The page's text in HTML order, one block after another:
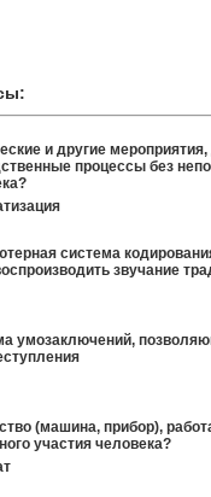
и другие
процессы без
система
звучание
умозаключений,
(машина, прибор),
участия человека?